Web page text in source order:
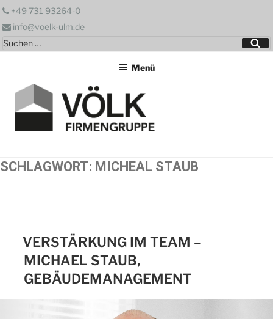
Zum
springen
+49 731 93264-0
info@voelk-ulm.de
Suchen
nach:
Menü
SCHLAGWORT: MICHEAL STAUB
VERSTÄRKUNG IM TEAM –
MICHAEL STAUB,
GEBÄUDEMANAGEMENT